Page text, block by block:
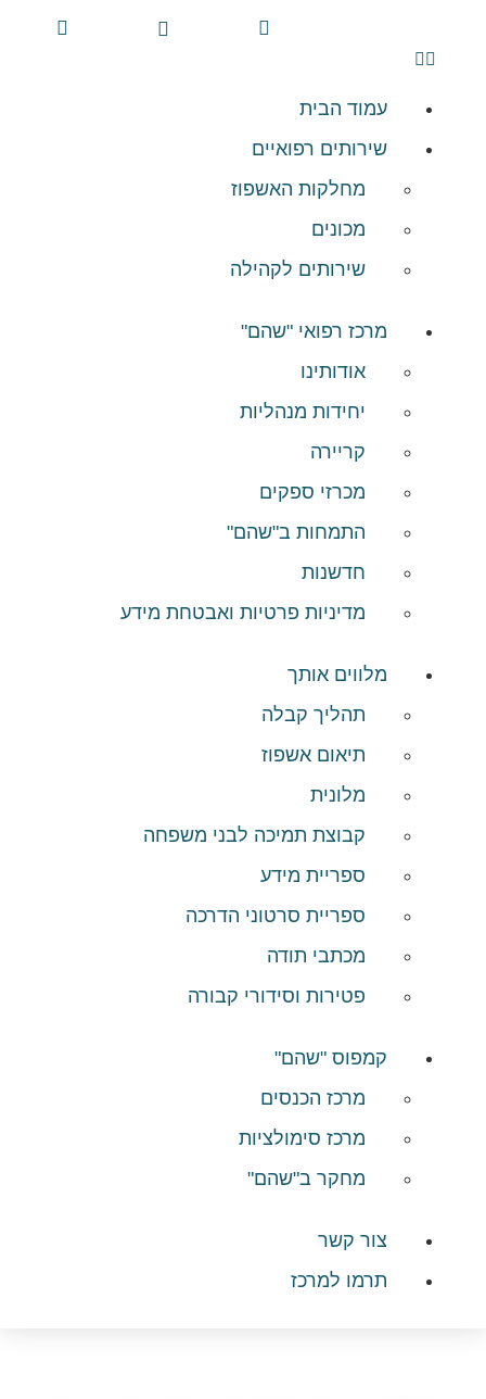
עמוד הבית
שירותים רפואיים
מחלקות האשפוז
מכונים
שירותים לקהילה
מרכז רפואי "שהם"
אודותינו
יחידות מנהליות
קריירה
מכרזי ספקים
התמחות ב"שהם"
חדשנות
מדיניות פרטיות ואבטחת מידע
מלווים אותך
תהליך קבלה
תיאום אשפוז
מלונית
קבוצת תמיכה לבני משפחה
ספריית מידע
ספריית סרטוני הדרכה
מכתבי תודה
פטירות וסידורי קבורה
קמפוס "שהם"
מרכז הכנסים
מרכז סימולציות
מחקר ב"שהם"
צור קשר
תרמו למרכז